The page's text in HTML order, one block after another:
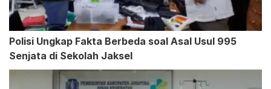
Polisi Ungkap Fakta Berbeda soal Asal Usul 995
Senjata di Sekolah Jaksel